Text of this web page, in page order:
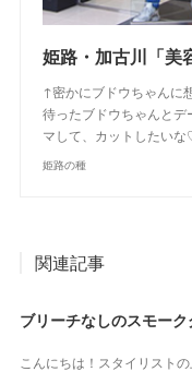
↑密かにブドウちゃんに
待ったブドウちゃんと
マして、カットしたい
姫路の種
関連記事
ブリーチなしのスモー
こんにちは！スタイリスト